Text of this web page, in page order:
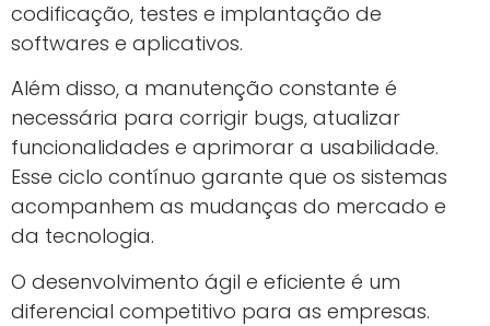
codificação, testes e implantação de
softwares e aplicativos.
Além disso, a manutenção constante é
necessária para corrigir bugs, atualizar
funcionalidades e aprimorar a usabilidade.
Esse ciclo contínuo garante que os sistemas
acompanhem as mudanças do mercado e
da tecnologia.
O desenvolvimento ágil e eficiente é um
diferencial competitivo para as empresas.